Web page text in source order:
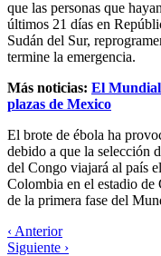
que las personas que
últimos 21 días en
Sudán del Sur,
termine la emergencia.
Más noticias: El Mundial
plazas de Mexico
El brote de ébola ha
debido a que la selección
del Congo viajará al país
Colombia en el estadio de
de la primera fase del
‹ Anterior
Siguiente ›